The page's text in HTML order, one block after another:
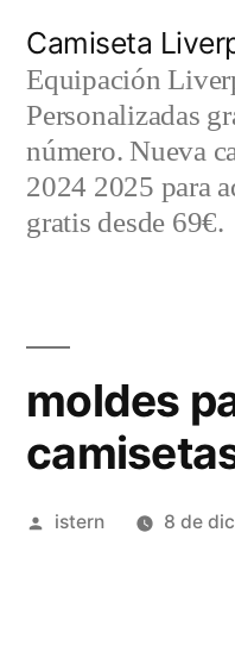
contenido
Camiseta
Equipación
Personalizadas
número. Nueva
2024 2025 para
gratis desde 69€.
moldes
Publicado
istern 8 de